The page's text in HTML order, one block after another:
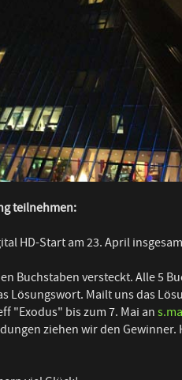
teilnehmen:
HD-Start am 23. April
Buchstaben versteckt. Alle 5
Lösungswort. Mailt uns das
"Exodus" bis zum 7. Mai an
ziehen wir den Gewinner.